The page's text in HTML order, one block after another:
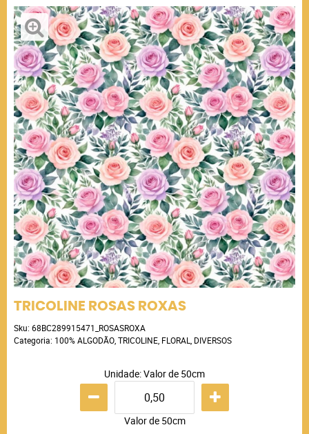
TRICOLINE ROSAS ROXAS
Sku: 68BC289915471_ROSASROXA
Categoria: 100% ALGODÃO TRICOLINE FLORAL DIVERSOS
Unidade: Valor de 50cm
Valor de 50cm